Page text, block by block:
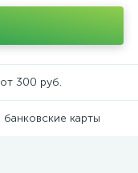
300 руб.
карты